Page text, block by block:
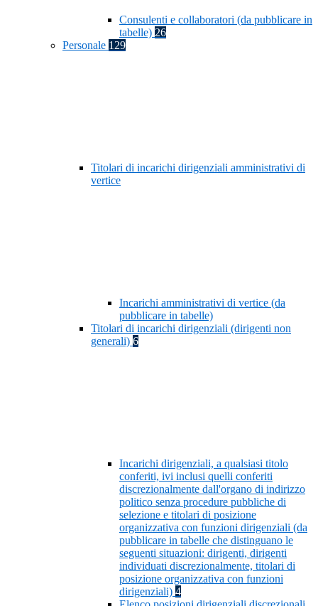
Consulenti e collaboratori (da pubblicare in
tabelle) 26
Personale 129
Titolari di incarichi dirigenziali amministrativi di
vertice
Incarichi amministrativi di vertice (da
pubblicare in tabelle)
Titolari di incarichi dirigenziali (dirigenti non
generali) 6
Incarichi dirigenziali, a qualsiasi titolo
conferiti, ivi inclusi quelli conferiti
discrezionalmente dall'organo di indirizzo
politico senza procedure pubbliche di
selezione e titolari di posizione
organizzativa con funzioni dirigenziali (da
pubblicare in tabelle che distinguano le
seguenti situazioni: dirigenti, dirigenti
individuati discrezionalmente, titolari di
posizione organizzativa con funzioni
dirigenziali) 4